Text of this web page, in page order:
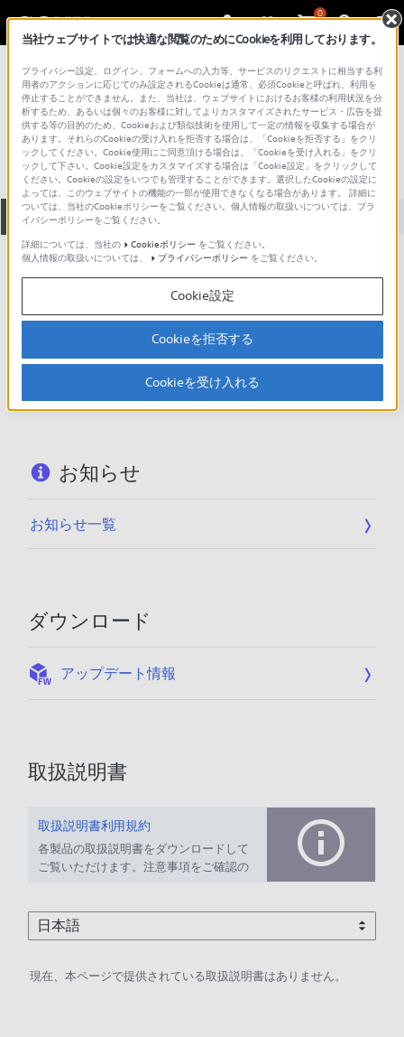
0
総合サポート・お問い合わせ VGC シリーズ
VGC-VA201DB
全て ダウンロード 取扱説明書 Q&A
製品に関する重要なお知らせ
お知らせ
製品に関する重要なお知らせ
重要なお知らせ一覧
お知らせ
お知らせ一覧
ダウンロード
アップデート情報
取扱説明書
取扱説明書利用規約
各製品の取扱説明書をダウンロードして
ご覧いただけます。注意事項をご確認の
現在、本ページで提供されている取扱説明書はありません。
当社ウェブサイトでは快適な閲覧のためにCookieを利用しております。
プライバシー設定、ログイン、フォームへの入力等、サービスのリクエストに相当する利
用者のアクションに応じてのみ設定されるCookieは通常、必須Cookieと呼ばれ、利用を
停止することができません。また、当社は、ウェブサイトにおけるお客様の利用状況を分
析するため、あるいは個々のお客様に対してよりカスタマイズされたサービス・広告を提
供する等の目的のため、Cookieおよび類似技術を使用して一定の情報を収集する場合が
あります。それらのCookieの受け入れを拒否する場合は、「Cookieを拒否する」をクリ
ックしてください。Cookie使用にご同意頂ける場合は、「Cookieを受け入れる」をクリ
ックして下さい。Cookie設定をカスタマイズする場合は「Cookie設定」をクリックして
ください。Cookieの設定をいつでも管理することができます。選択したCookieの設定に
よっては、このウェブサイトの機能の一部が使用できなくなる場合があります。 詳細に
ついては、当社のCookieポリシーをご覧ください。個人情報の取扱いについては、プラ
イバシーポリシーをご覧ください。
詳細については、当社の
Cookieポリシー をご覧ください。
個人情報の取扱いについては、
プライバシーポリシー をご覧ください。
Cookie設定
Cookieを拒否する
Cookieを受け入れる